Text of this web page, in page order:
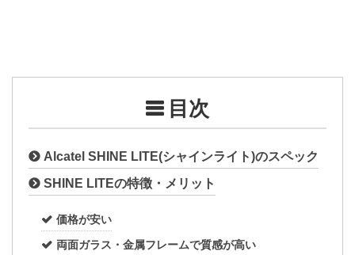
目次
Alcatel SHINE LITE(シャインライト)のスペック
SHINE LITEの特徴・メリット
価格が安い
両面ガラス・金属フレームで質感が高い